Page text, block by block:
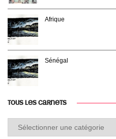
Afrique
Sénégal
TOUS LES CARNETS